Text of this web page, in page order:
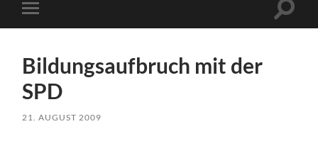
Bildungsaufbruch mit der
SPD
21. AUGUST 2009